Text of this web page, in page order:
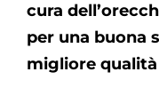
cura
per una buona
migliore